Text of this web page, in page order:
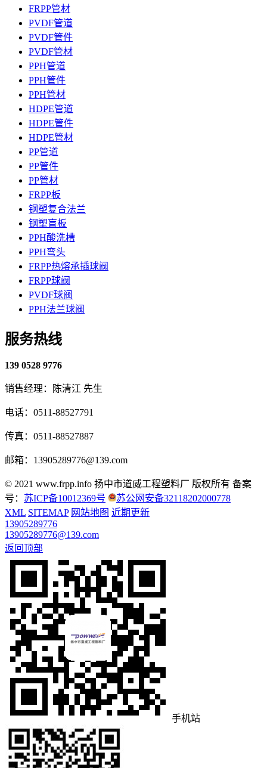
FRPP管材
PVDF管道
PVDF管件
PVDF管材
PPH管道
PPH管件
PPH管材
HDPE管道
HDPE管件
HDPE管材
PP管道
PP管件
PP管材
FRPP板
钢塑复合法兰
钢塑盲板
PPH酸洗槽
PPH弯头
FRPP热熔承插球阀
FRPP球阀
PVDF球阀
PPH法兰球阀
服务热线
139 0528 9776
销售经理：陈清江 先生
电话：0511-88527791
传真：0511-88527887
邮箱：13905289776@139.com
© 2021 www.frpp.info 扬中市道威工程塑料厂 版权所有 备案
号： 苏ICP备10012369号
苏公网安备32118202000778
XML SITEMAP 网站地图 近期更新
13905289776
13905289776@139.com
返回顶部
手机站